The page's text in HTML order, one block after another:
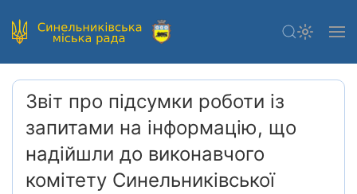
Звіт про підсумки роботи із
запитами на інформацію, що
надійшли до виконавчого
комітету Синельниківської